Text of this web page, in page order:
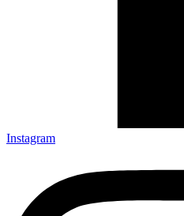
Instagram